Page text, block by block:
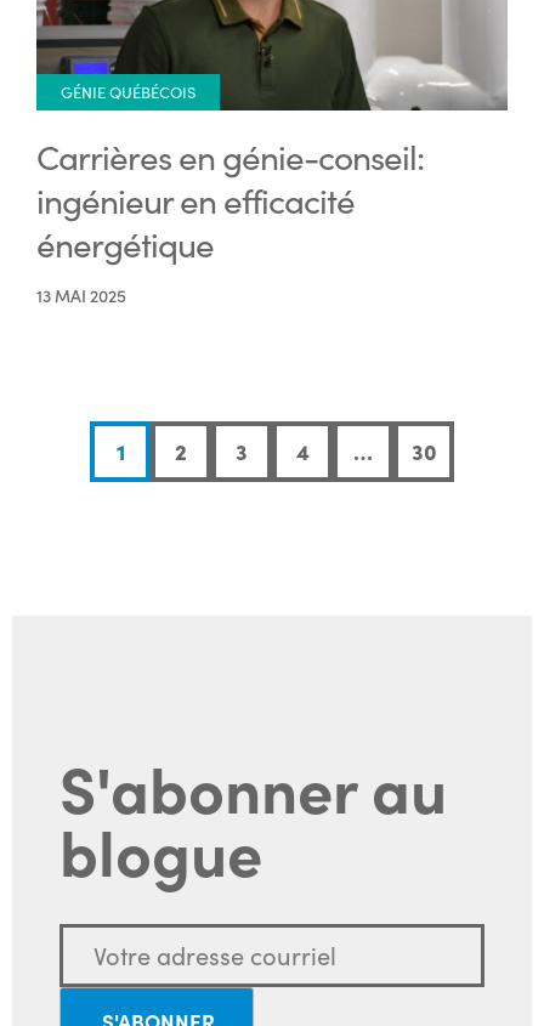
GÉNIE QUÉBÉCOIS
Carrières en génie-conseil:
ingénieur en efficacité
énergétique
13 MAI 2025
1 2 3 4 … 30
S'abonner au
blogue